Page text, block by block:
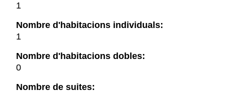
1
Nombre d'habitacions individuals:
1
Nombre d'habitacions dobles:
0
Nombre de suites: